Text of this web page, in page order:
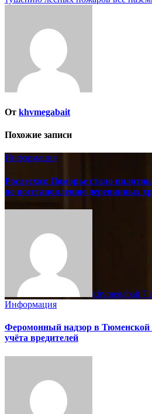
От khvmegabait
Похожие записи
Информация
Рослесхоз: Поморье стало
по восстановлению деревянных
khvmegabait 7
Информация
Феромонный надзор в Тюменской
учёта вредителей